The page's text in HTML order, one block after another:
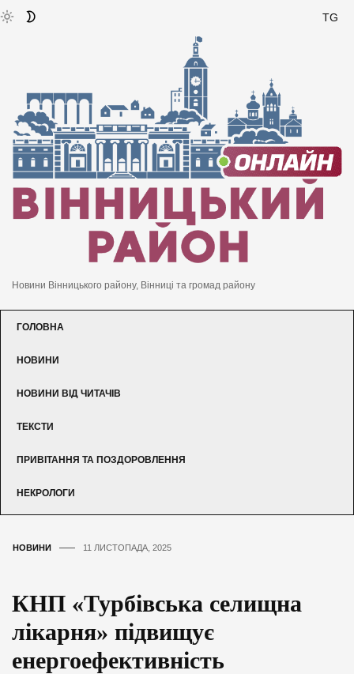
TG
Новини Вінницького району, Вінниці та громад району
ГОЛОВНА
НОВИНИ
НОВИНИ ВІД ЧИТАЧІВ
ТЕКСТИ
ПРИВІТАННЯ ТА ПОЗДОРОВЛЕННЯ
НЕКРОЛОГИ
НОВИНИ 11 ЛИСТОПАДА, 2025
КНП «Турбівська селищна
лікарня» підвищує
енергоефективність